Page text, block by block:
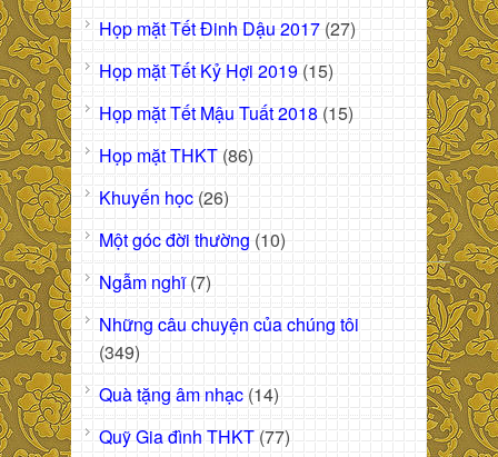
Họp mặt Tết Đinh Dậu 2017 (27)
Họp mặt Tết Kỷ Hợi 2019 (15)
Họp mặt Tết Mậu Tuất 2018 (15)
Họp mặt THKT (86)
Khuyến học (26)
Một góc đời thường (10)
Ngẫm nghĩ(7)
Những câu chuyện của chúng tôi
(349)
Quà tặng âm nhạc (14)
Quỹ Gia đình THKT (77)